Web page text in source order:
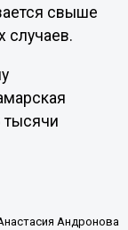
свыше
случаев.
тысячи
Андронова